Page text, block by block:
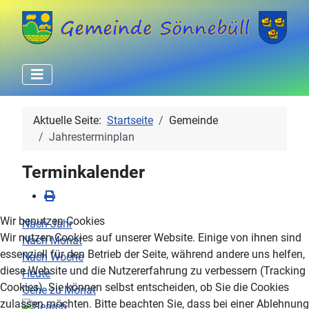
Aktuelle Seite: Startseite
Gemeinde
Jahresterminplan
Terminkalender
Nach Jahr
Nach Monat
Nach Woche
Heute
Gehe zu Monat
Wir benutzen Cookies
Wir nutzen Cookies auf unserer Website. Einige von ihnen sind
essenziell für den Betrieb der Seite, während andere uns helfen,
diese Website und die Nutzererfahrung zu verbessern (Tracking
Cookies). Sie können selbst entscheiden, ob Sie die Cookies
zulassen möchten. Bitte beachten Sie, dass bei einer Ablehnung